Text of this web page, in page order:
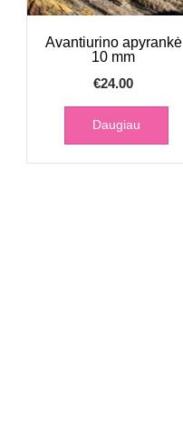
Avantiurino apyrankė
10 mm
€24.00
Daugiau